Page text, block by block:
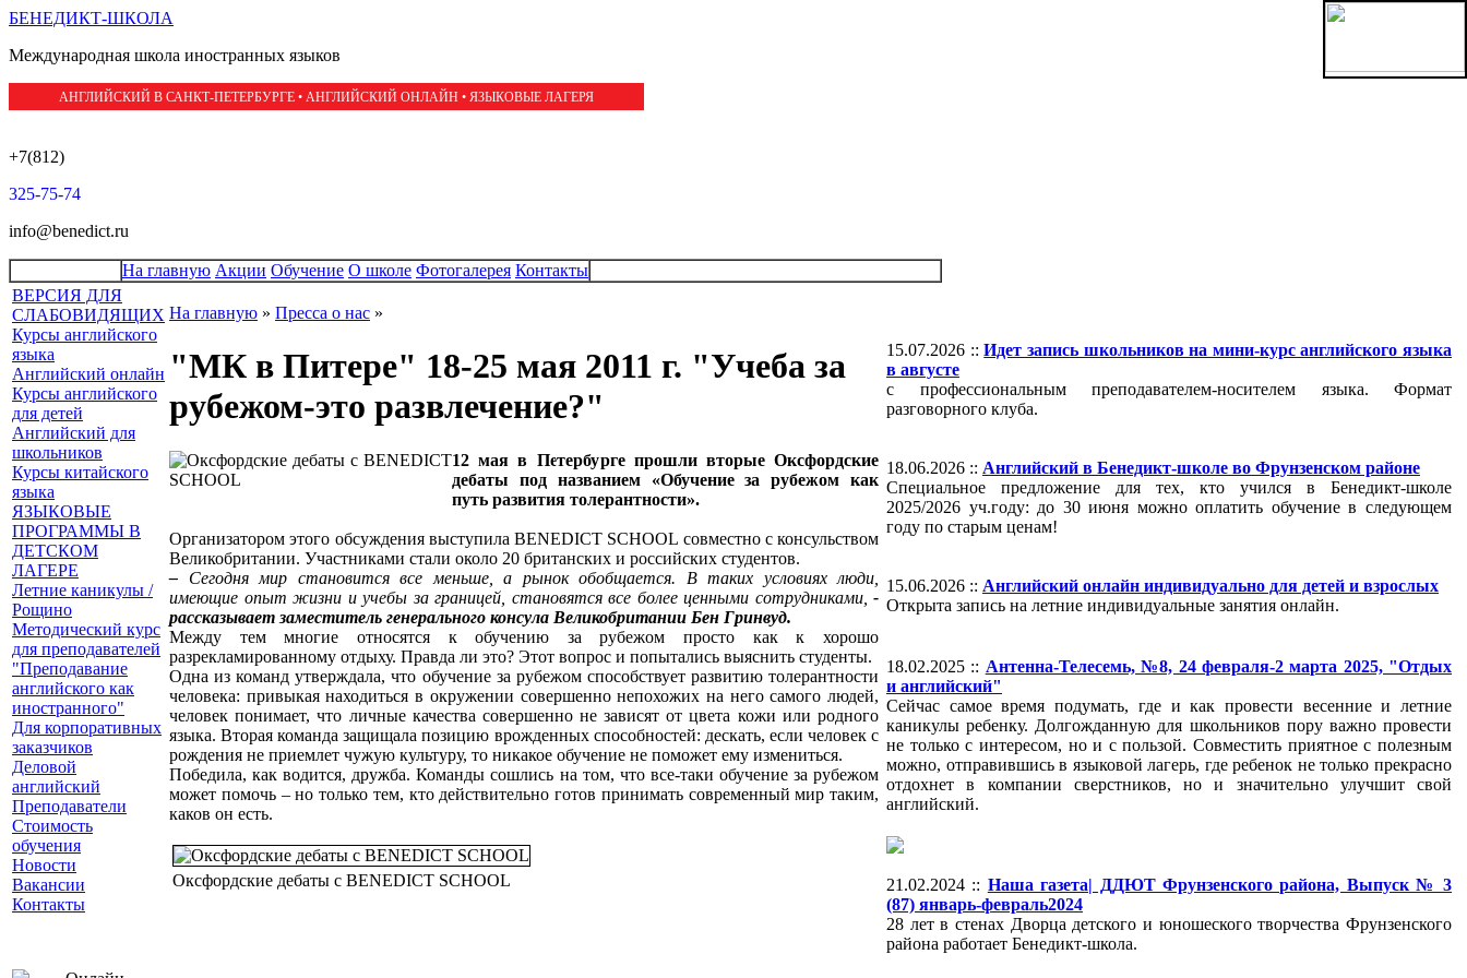
БЕНЕДИКТ-ШКОЛА
Международная школа иностранных языков
АНГЛИЙСКИЙ В САНКТ-ПЕТЕРБУРГЕ • АНГЛИЙСКИЙ ОНЛАЙН • ЯЗЫКОВЫЕ ЛАГЕРЯ
+7(812)
325-75-74
info@benedict.ru
На главную Акции Обучение О школе Фотогалерея Контакты
ВЕРСИЯ ДЛЯ
СЛАБОВИДЯЩИХ
Курсы английского
языка
Английский онлайн
Курсы английского
для детей
Английский для
школьников
Курсы китайского
языка
ЯЗЫКОВЫЕ
ПРОГРАММЫ В
ДЕТСКОМ
ЛАГЕРЕ
Летние каникулы /
Рощино
Методический курс
для преподавателей
"Преподавание
английского как
иностранного"
Для корпоративных
заказчиков
Деловой
английский
Преподаватели
Стоимость
обучения
Новости
Вакансии
Контакты
На главную » Пресса о нас »
"МК в Питере" 18-25 мая 2011 г. "Учеба за
рубежом-это развлечение?"
12 мая в Петербурге прошли вторые Оксфордские
дебаты под названием «Обучение за рубежом как
путь развития толерантности».
Организатором этого обсуждения выступила BENEDICT SCHOOL совместно с консульством
Великобритании. Участниками стали около 20 британских и российских студентов.
– Сегодня мир становится все меньше, а рынок обобщается. В таких условиях люди,
имеющие опыт жизни и учебы за границей, становятся все более ценными сотрудниками, -
рассказывает заместитель генерального консула Великобритании Бен Гринвуд.
Между тем многие относятся к обучению за рубежом просто как к хорошо
разрекламированному отдыху. Правда ли это? Этот вопрос и попытались выяснить студенты.
Одна из команд утверждала, что обучение за рубежом способствует развитию толерантности
человека: привыкая находиться в окружении совершенно непохожих на него самого людей,
человек понимает, что личные качества совершенно не зависят от цвета кожи или родного
языка. Вторая команда защищала позицию врожденных способностей: дескать, если человек с
рождения не приемлет чужую культуру, то никакое обучение не поможет ему измениться.
Победила, как водится, дружба. Команды сошлись на том, что все-таки обучение за рубежом
может помочь – но только тем, кто действительно готов принимать современный мир таким,
каков он есть.
Оксфордские дебаты с BENEDICT SCHOOL
15.07.2026 ::Идет запись школьников на мини-курс английского языка
в августе
с профессиональным преподавателем-носителем языка. Формат
разговорного клуба.
18.06.2026 :: Английский в Бенедикт-школе во Фрунзенском районе
Специальное предложение для тех, кто учился в Бенедикт-школе
2025/2026 уч.году: до 30 июня можно оплатить обучение в следующем
году по старым ценам!
15.06.2026 :: Английский онлайн индивидуально для детей и взрослых
Открыта запись на летние индивидуальные занятия онлайн.
18.02.2025 :: Антенна-Телесемь, №8, 24 февраля-2 марта 2025, "Отдых
и английский"
Сейчас самое время подумать, где и как провести весенние и летние
каникулы ребенку. Долгожданную для школьников пору важно провести
не только с интересом, но и с пользой. Совместить приятное с полезным
можно, отправившись в языковой лагерь, где ребенок не только прекрасно
отдохнет в компании сверстников, но и значительно улучшит свой
английский.
21.02.2024 :: Наша газета| ДДЮТ Фрунзенского района, Выпуск № 3
(87) январь-февраль2024
28 лет в стенах Дворца детского и юношеского творчества Фрунзенского
района работает Бенедикт-школа.